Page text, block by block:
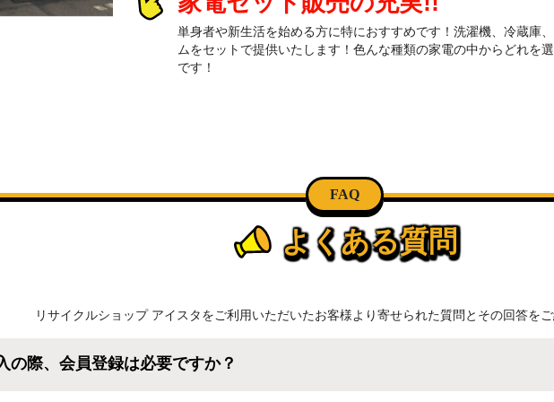
単身者や新生活を始める方に特におすすめです！洗濯機、冷蔵庫
ムをセットで提供いたします！色んな種類の家電の中からどれを
です！
FAQ
よくある質問
リサイクルショップ アイスタをご利用いただいたお客様より寄せられた質問とその回答をご
の際、会員登録は必要ですか？